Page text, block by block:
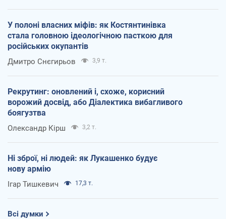
У полоні власних міфів: як Костянтинівка
стала головною ідеологічною пасткою для
російських окупантів
Дмитро Снєгирьов 3,9 т.
Рекрутинг: оновлений і, схоже, корисний
ворожий досвід, або Діалектика вибагливого
боягузтва
Олександр Кірш 3,2 т.
Ні зброї, ні людей: як Лукашенко будує
нову армію
Ігар Тишкевич 17,3 т.
Всі думки